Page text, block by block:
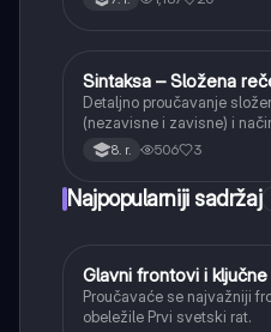
Srpski jezik
Sintaksa – Složena
Detaljno proučavanje
(nezavisne i zavisne) i
povezuju.
8. r. 506 3
Najpopularniji sadržaj
Istorija
Glavni frontovi i
Proučavaće se najvažniji
obeležile Prvi svetski rat.